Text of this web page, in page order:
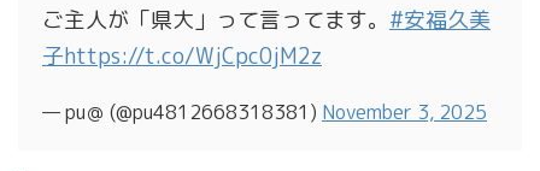
ご主人が「県大」って言ってます。 #安福久美
子https://t.co/WjCpc0jM2z
— pu＠ (@pu4812668318381) November 3, 2025